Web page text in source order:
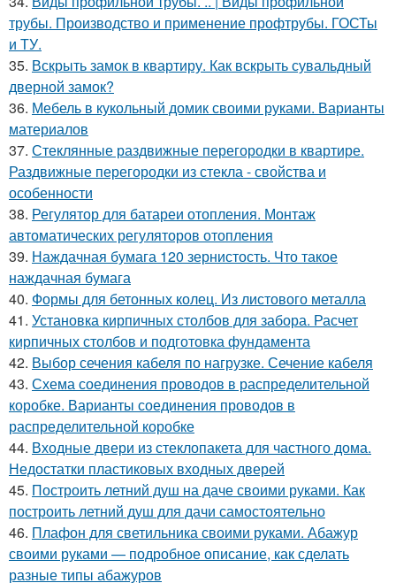
трубы. Производство и применение профтрубы. ГОСТы
и ТУ.
35. Вскрыть замок в квартиру. Как вскрыть сувальдный
дверной замок?
36. Мебель в кукольный домик своими руками. Варианты
материалов
37. Стеклянные раздвижные перегородки в квартире.
Раздвижные перегородки из стекла - свойства и
особенности
38. Регулятор для батареи отопления. Монтаж
автоматических регуляторов отопления
39. Наждачная бумага 120 зернистость. Что такое
наждачная бумага
40. Формы для бетонных колец. Из листового металла
41. Установка кирпичных столбов для забора. Расчет
кирпичных столбов и подготовка фундамента
42. Выбор сечения кабеля по нагрузке. Сечение кабеля
43. Схема соединения проводов в распределительной
коробке. Варианты соединения проводов в
распределительной коробке
44. Входные двери из стеклопакета для частного дома.
Недостатки пластиковых входных дверей
45. Построить летний душ на даче своими руками. Как
построить летний душ для дачи самостоятельно
46. Плафон для светильника своими руками. Абажур
своими руками — подробное описание, как сделать
разные типы абажуров